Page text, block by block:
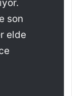
son
elde